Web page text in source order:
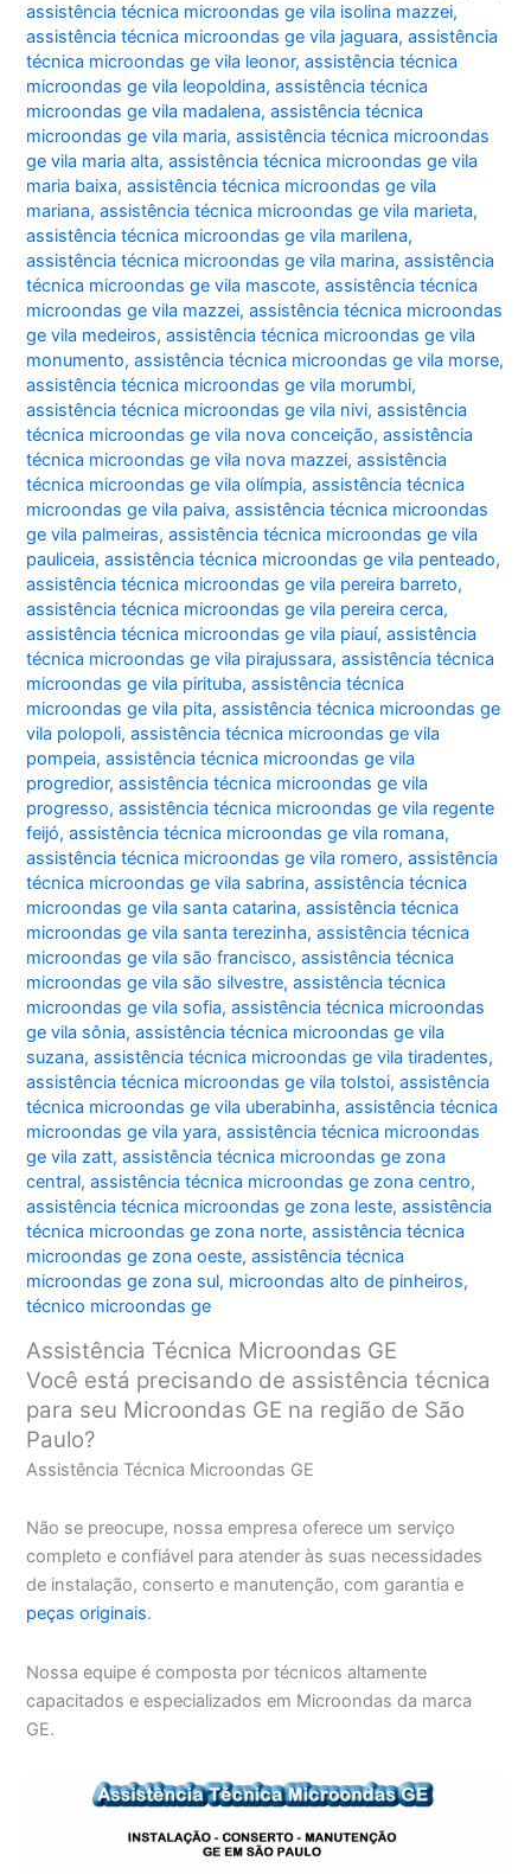
assistência técnica microondas ge vila isolina mazzei,
assistência técnica microondas ge vila jaguara,assistência
técnica microondas ge vila leonor,assistência técnica
microondas ge vila leopoldina,assistência técnica
microondas ge vila madalena,assistência técnica
microondas ge vila maria,assistência técnica microondas
ge vila maria alta,assistência técnica microondas ge vila
maria baixa,assistência técnica microondas ge vila
mariana,assistência técnica microondas ge vila marieta,
assistência técnica microondas ge vila marilena,
assistência técnica microondas ge vila marina,assistência
técnica microondas ge vila mascote,assistência técnica
microondas ge vila mazzei,assistência técnica microondas
ge vila medeiros,assistência técnica microondas ge vila
monumento,assistência técnica microondas ge vila morse,
assistência técnica microondas ge vila morumbi,
assistência técnica microondas ge vila nivi,assistência
técnica microondas ge vila nova conceição,assistência
técnica microondas ge vila nova mazzei,assistência
técnica microondas ge vila olímpia,assistência técnica
microondas ge vila paiva,assistência técnica microondas
ge vila palmeiras,assistência técnica microondas ge vila
pauliceia,assistência técnica microondas ge vila penteado,
assistência técnica microondas ge vila pereira barreto,
assistência técnica microondas ge vila pereira cerca,
assistência técnica microondas ge vila piauí,assistência
técnica microondas ge vila pirajussara,assistência técnica
microondas ge vila pirituba,assistência técnica
microondas ge vila pita,assistência técnica microondas ge
vila polopoli,assistência técnica microondas ge vila
pompeia,assistência técnica microondas ge vila
progredior,assistência técnica microondas ge vila
progresso,assistência técnica microondas ge vila regente
feijó,assistência técnica microondas ge vila romana,
assistência técnica microondas ge vila romero,assistência
técnica microondas ge vila sabrina,assistência técnica
microondas ge vila santa catarina,assistência técnica
microondas ge vila santa terezinha,assistência técnica
microondas ge vila são francisco,assistência técnica
microondas ge vila são silvestre,assistência técnica
microondas ge vila sofia,assistência técnica microondas
ge vila sônia,assistência técnica microondas ge vila
suzana,assistência técnica microondas ge vila tiradentes,
assistência técnica microondas ge vila tolstoi,assistência
técnica microondas ge vila uberabinha,assistência técnica
microondas ge vila yara,assistência técnica microondas
ge vila zatt,assistência técnica microondas ge zona
central,assistência técnica microondas ge zona centro,
assistência técnica microondas ge zona leste,assistência
técnica microondas ge zona norte,assistência técnica
microondas ge zona oeste,assistência técnica
microondas ge zona sul, microondas alto de pinheiros,
técnico microondas ge
Assistência Técnica Microondas GE
Você está precisando de assistência técnica
para seu Microondas GE na região de São
Paulo?
Assistência Técnica Microondas GE
Não se preocupe, nossa empresa oferece um serviço
completo e confiável para atender às suas necessidades
de instalação, conserto e manutenção, com garantia e
peças originais.
Nossa equipe é composta por técnicos altamente
capacitados e especializados em Microondas da marca
GE.